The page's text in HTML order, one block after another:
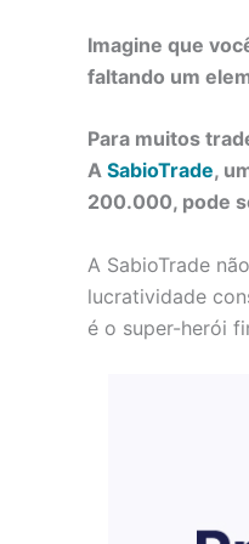
Imagine que
faltando um
Para muitos
A SabioTrade,
200.000, pode
A SabioTrade
lucratividade
é o super-herói